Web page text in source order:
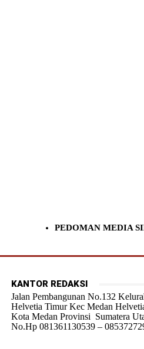
PEDOMAN MEDIA
KANTOR REDAKSI
Jalan Pembangunan No.132
Helvetia Timur Kec Medan
Kota Medan Provinsi Sumatera
No.Hp 081361130539 –